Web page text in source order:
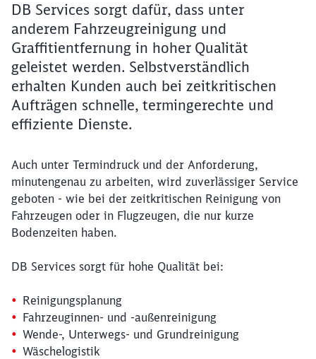
DB Services sorgt dafür, dass unter
anderem Fahrzeugreinigung und
Graffitientfernung in hoher Qualität
geleistet werden. Selbstverständlich
erhalten Kunden auch bei zeitkritischen
Aufträgen schnelle, termingerechte und
effiziente Dienste.
Auch unter Termindruck und der Anforderung,
minutengenau zu arbeiten, wird zuverlässiger Service
geboten - wie bei der zeitkritischen Reinigung von
Fahrzeugen oder in Flugzeugen, die nur kurze
Bodenzeiten haben.
DB Services sorgt für hohe Qualität bei:
Reinigungsplanung
Fahrzeuginnen- und -außenreinigung
Wende-, Unterwegs- und Grundreinigung
Wäschelogistik